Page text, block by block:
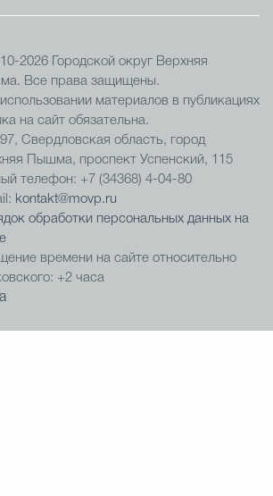
2026 Городской округ Верхняя
Все права защищены.
использовании материалов в публикациях
на сайт обязательна.
Свердловская область, город
Пышма, проспект Успенский, 115
телефон: +7 (34368) 4-04-80
kontakt@movp.ru
обработки персональных данных на
времени на сайте относительно
+2 часа